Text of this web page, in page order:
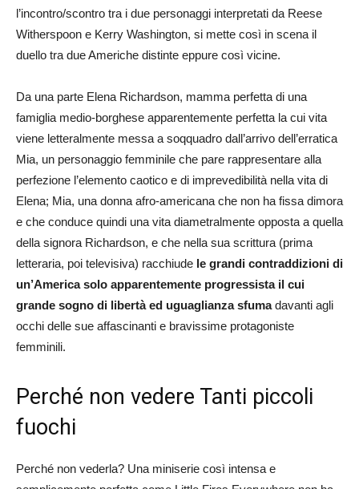
l’incontro/scontro tra i due personaggi interpretati da Reese
Witherspoon e Kerry Washington, si mette così in scena il
duello tra due Americhe distinte eppure così vicine.
Da una parte Elena Richardson, mamma perfetta di una
famiglia medio-borghese apparentemente perfetta la cui vita
viene letteralmente messa a soqquadro dall’arrivo dell’erratica
Mia, un personaggio femminile che pare rappresentare alla
perfezione l’elemento caotico e di imprevedibilità nella vita di
Elena; Mia, una donna afro-americana che non ha fissa dimora
e che conduce quindi una vita diametralmente opposta a quella
della signora Richardson, e che nella sua scrittura (prima
letteraria, poi televisiva) racchiude le grandi contraddizioni di
un’America solo apparentemente progressista il cui
grande sogno di libertà ed uguaglianza sfumadavanti agli
occhi delle sue affascinanti e bravissime protagoniste
femminili.
Perché non vedere Tanti piccoli
fuochi
Perché non vederla? Una miniserie così intensa e